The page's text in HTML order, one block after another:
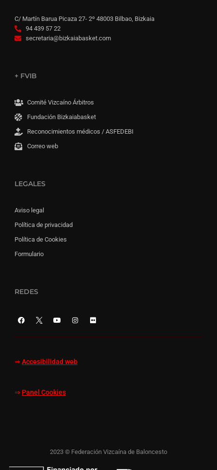
C/ Martín Barua Picaza 27- 2º 48003 Bilbao, Bizkaia
94 439 57 22
secretaria@bizkaiabasket.com
+ FVIB
Comité Vizcaíno Árbitros
Fundación Bizkaiabasket
Reconocimientos médicos / ASFEDEBI
Correo web
LEGALES
Aviso legal
Política de privacidad
Política de Cookies
Formulario
REDES
⇒ Accesibilidad web
⇒ Panel Cookies
2023 © Federación Vizcaína de Baloncesto